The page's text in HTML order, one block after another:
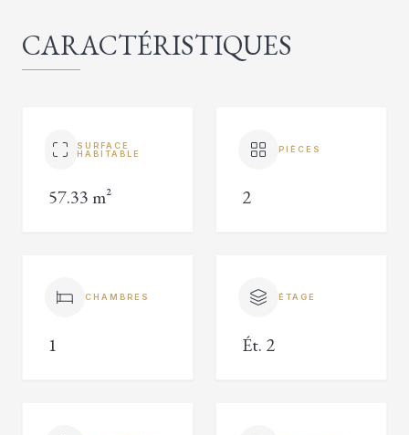
CARACTÉRISTIQUES
SURFACE
HABITABLE
57.33 m²
PIÈCES
2
CHAMBRES
1
ÉTAGE
Ét. 2